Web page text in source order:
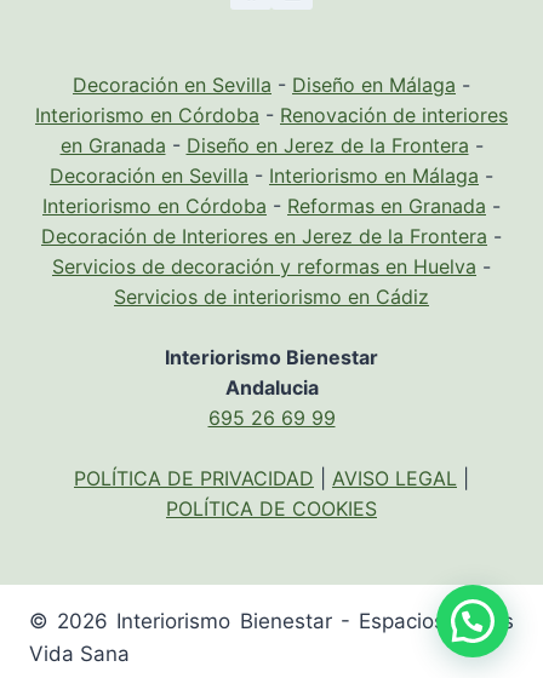
Decoración en Sevilla - Diseño en Málaga -
Interiorismo en Córdoba - Renovación de interiores
en Granada - Diseño en Jerez de la Frontera -
Decoración en Sevilla - Interiorismo en Málaga -
Interiorismo en Córdoba - Reformas en Granada -
Decoración de Interiores en Jerez de la Frontera -
Servicios de decoración y reformas en Huelva -
Servicios de interiorismo en Cádiz
Interiorismo Bienestar
Andalucia
695 26 69 99
POLÍTICA DE PRIVACIDAD AVISO LEGAL
POLÍTICA DE COOKIES
© 2026 Interiorismo Bienestar - Espacios Sanos
Vida Sana